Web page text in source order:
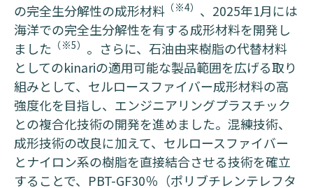
の完全生分解性の成形材料 （※4） 、2025年1月には
海洋での完全生分解性を有する成形材料を開発し
ました （※5） 。さらに、石油由来樹脂の代替材料
としてのkinariの適用可能な製品範囲を広げる取り
組みとして、セルロースファイバー成形材料の高
強度化を目指し、エンジニアリングプラスチック
との複合化技術の開発を進めました。混練技術、
成形技術の改良に加えて、セルロースファイバー
とナイロン系の樹脂を直接結合させる技術を確立
することで、PBT-GF30％（ポリブチレンテレフタ